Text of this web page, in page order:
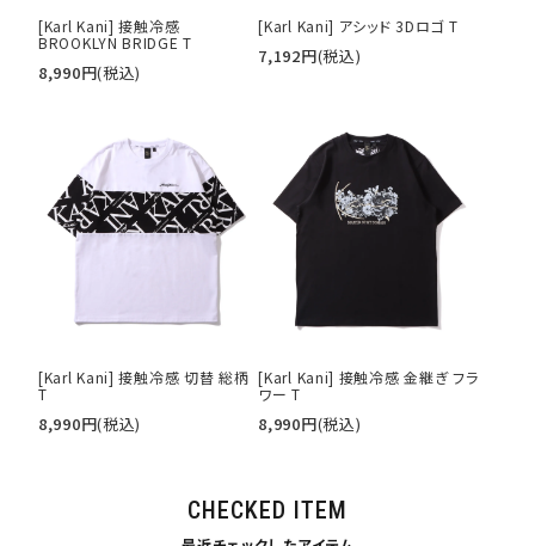
[Karl Kani] 接触冷感
BROOKLYN BRIDGE T
8,990円(税込)
[Karl Kani] アシッド 3Dロゴ T
7,192円(税込)
[Karl Kani] 接触冷感 切替 総柄
T
8,990円(税込)
[Karl Kani] 接触冷感 金継ぎ フラ
ワー T
8,990円(税込)
CHECKED ITEM